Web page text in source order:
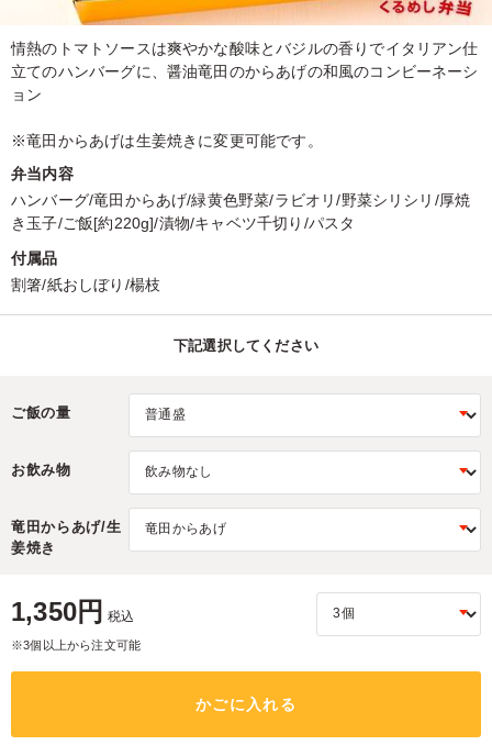
情熱のトマトソースは爽やかな酸味とバジルの香りでイタリアン仕
立てのハンバーグに、醤油竜田のからあげの和風のコンビーネーシ
ョン
※竜田からあげは生姜焼きに変更可能です。
弁当内容
ハンバーグ/竜田からあげ/緑黄色野菜/ラビオリ/野菜シリシリ/厚焼
き玉子/ご飯[約220g]/漬物/キャベツ千切り/パスタ
付属品
割箸/紙おしぼり/楊枝
下記選択してください
ご飯の量
お飲み物
竜田からあげ/生
姜焼き
1,350円 税込
※3個以上から注文可能
かごに入れる